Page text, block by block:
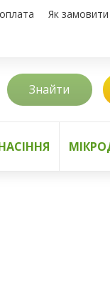
Як замовити
Знайти